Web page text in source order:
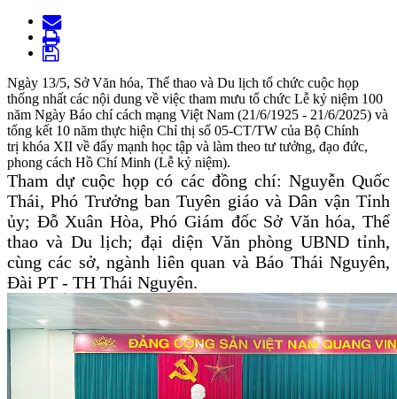
Ngày 13/5, Sở Văn hóa, Thể thao và Du lịch tổ chức cuộc họp
thống nhất các nội dung về việc tham mưu tổ chức Lễ kỷ niệm 100
năm Ngày Báo chí cách mạng Việt Nam (21/6/1925 - 21/6/2025) và
tổng kết 10 năm thực hiện Chỉ thị số 05-CT/TW của Bộ Chính
trị khóa XII về đẩy mạnh học tập và làm theo tư tưởng, đạo đức,
phong cách Hồ Chí Minh (Lễ kỷ niệm).
Tham dự cuộc họp có các đồng chí: Nguyễn Quốc
Thái, Phó Trưởng ban Tuyên giáo và Dân vận Tỉnh
ủy; Đỗ Xuân Hòa, Phó Giám đốc Sở Văn hóa, Thể
thao và Du lịch; đại diện Văn phòng UBND tỉnh,
cùng các sở, ngành liên quan và Báo Thái Nguyên,
Đài PT - TH Thái Nguyên.